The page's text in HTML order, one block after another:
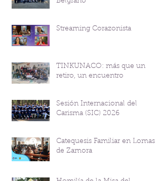
Streaming Corazonista
TINKUNACO: más que un
retiro, un encuentro
Sesión Internacional del
Carisma (SIC) 2026
Catequesis Familiar en Lomas
de Zamora